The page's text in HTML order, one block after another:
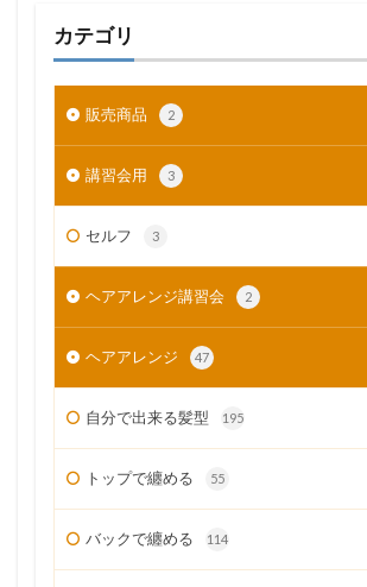
カテゴリ
販売商品 2
講習会用 3
セルフ 3
ヘアアレンジ講習会 2
ヘアアレンジ 47
自分で出来る髪型 195
トップで纏める 55
バックで纏める 114